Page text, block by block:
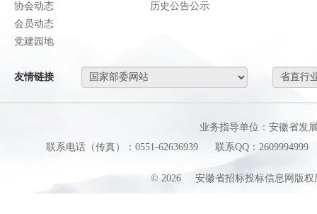
协会动态
会员动态
党建园地
历史公告公示
友情链接
业务指导单位：安徽省发
联系电话（传真）：0551-62636939
联系QQ：2609994999
© 2026 安徽省招标投标信息网版